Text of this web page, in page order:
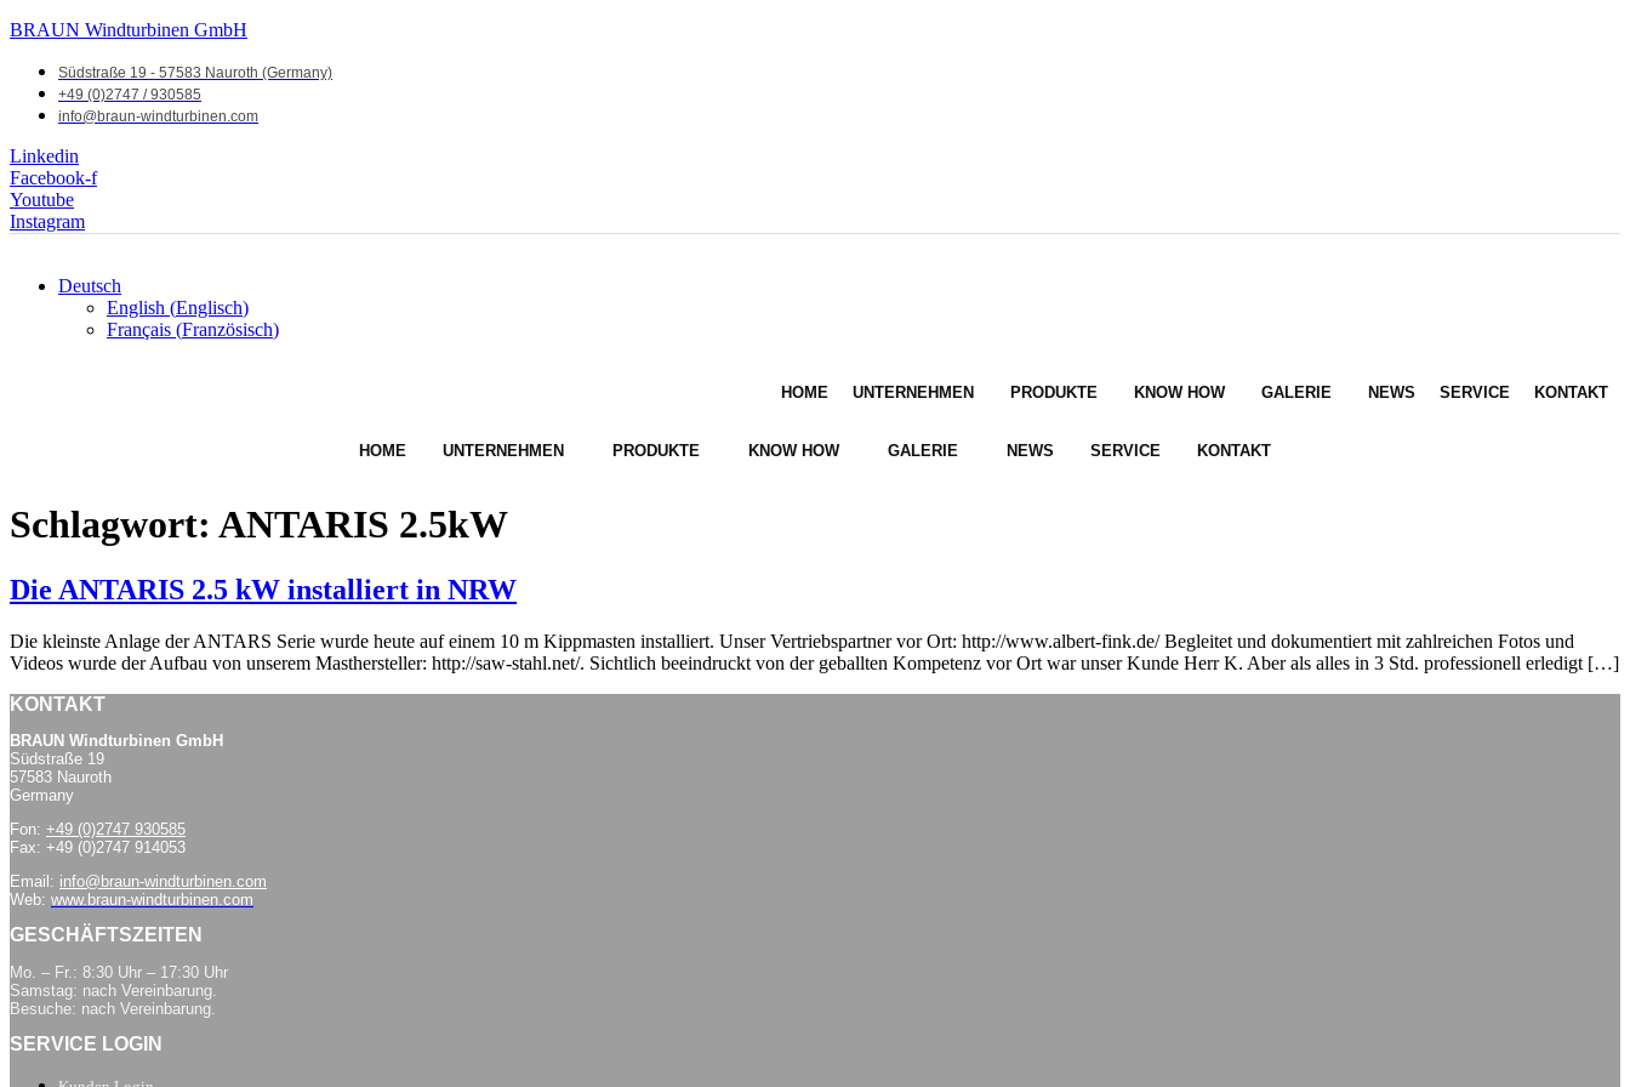
BRAUN Windturbinen GmbH
Südstraße 19 - 57583 Nauroth (Germany)
+49 (0)2747 / 930585
info@braun-windturbinen.com
Linkedin
Facebook-f
Youtube
Instagram
Deutsch
English (Englisch)
Français (Französisch)
HOME UNTERNEHMEN PRODUKTE KNOW HOW GALERIE NEWS SERVICE KONTAKT
HOME UNTERNEHMEN PRODUKTE KNOW HOW GALERIE NEWS SERVICE KONTAKT
Schlagwort: ANTARIS 2.5kW
Die ANTARIS 2.5 kW installiert in NRW
Die kleinste Anlage der ANTARS Serie wurde heute auf einem 10 m Kippmasten installiert. Unser Vertriebspartner vor Ort: http://www.albert-fink.de/ Begleitet und dokumentiert mit zahlreichen Fotos und
Videos wurde der Aufbau von unserem Masthersteller: http://saw-stahl.net/. Sichtlich beeindruckt von der geballten Kompetenz vor Ort war unser Kunde Herr K. Aber als alles in 3 Std. professionell erledigt […]
KONTAKT
BRAUN Windturbinen GmbH
Südstraße 19
57583 Nauroth
Germany
Fon: +49 (0)2747 930585
Fax: +49 (0)2747 914053
Email: info@braun-windturbinen.com
Web: www.braun-windturbinen.com
GESCHÄFTSZEITEN
Mo. – Fr.: 8:30 Uhr – 17:30 Uhr
Samstag: nach Vereinbarung.
Besuche: nach Vereinbarung.
SERVICE LOGIN